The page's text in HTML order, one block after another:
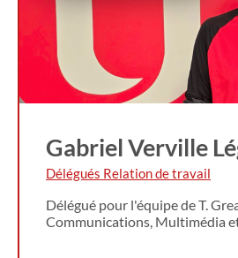
Gabriel Verville
Délégués Relation de travail
Délégué pour l'équipe de T.
Communications, Multimédia